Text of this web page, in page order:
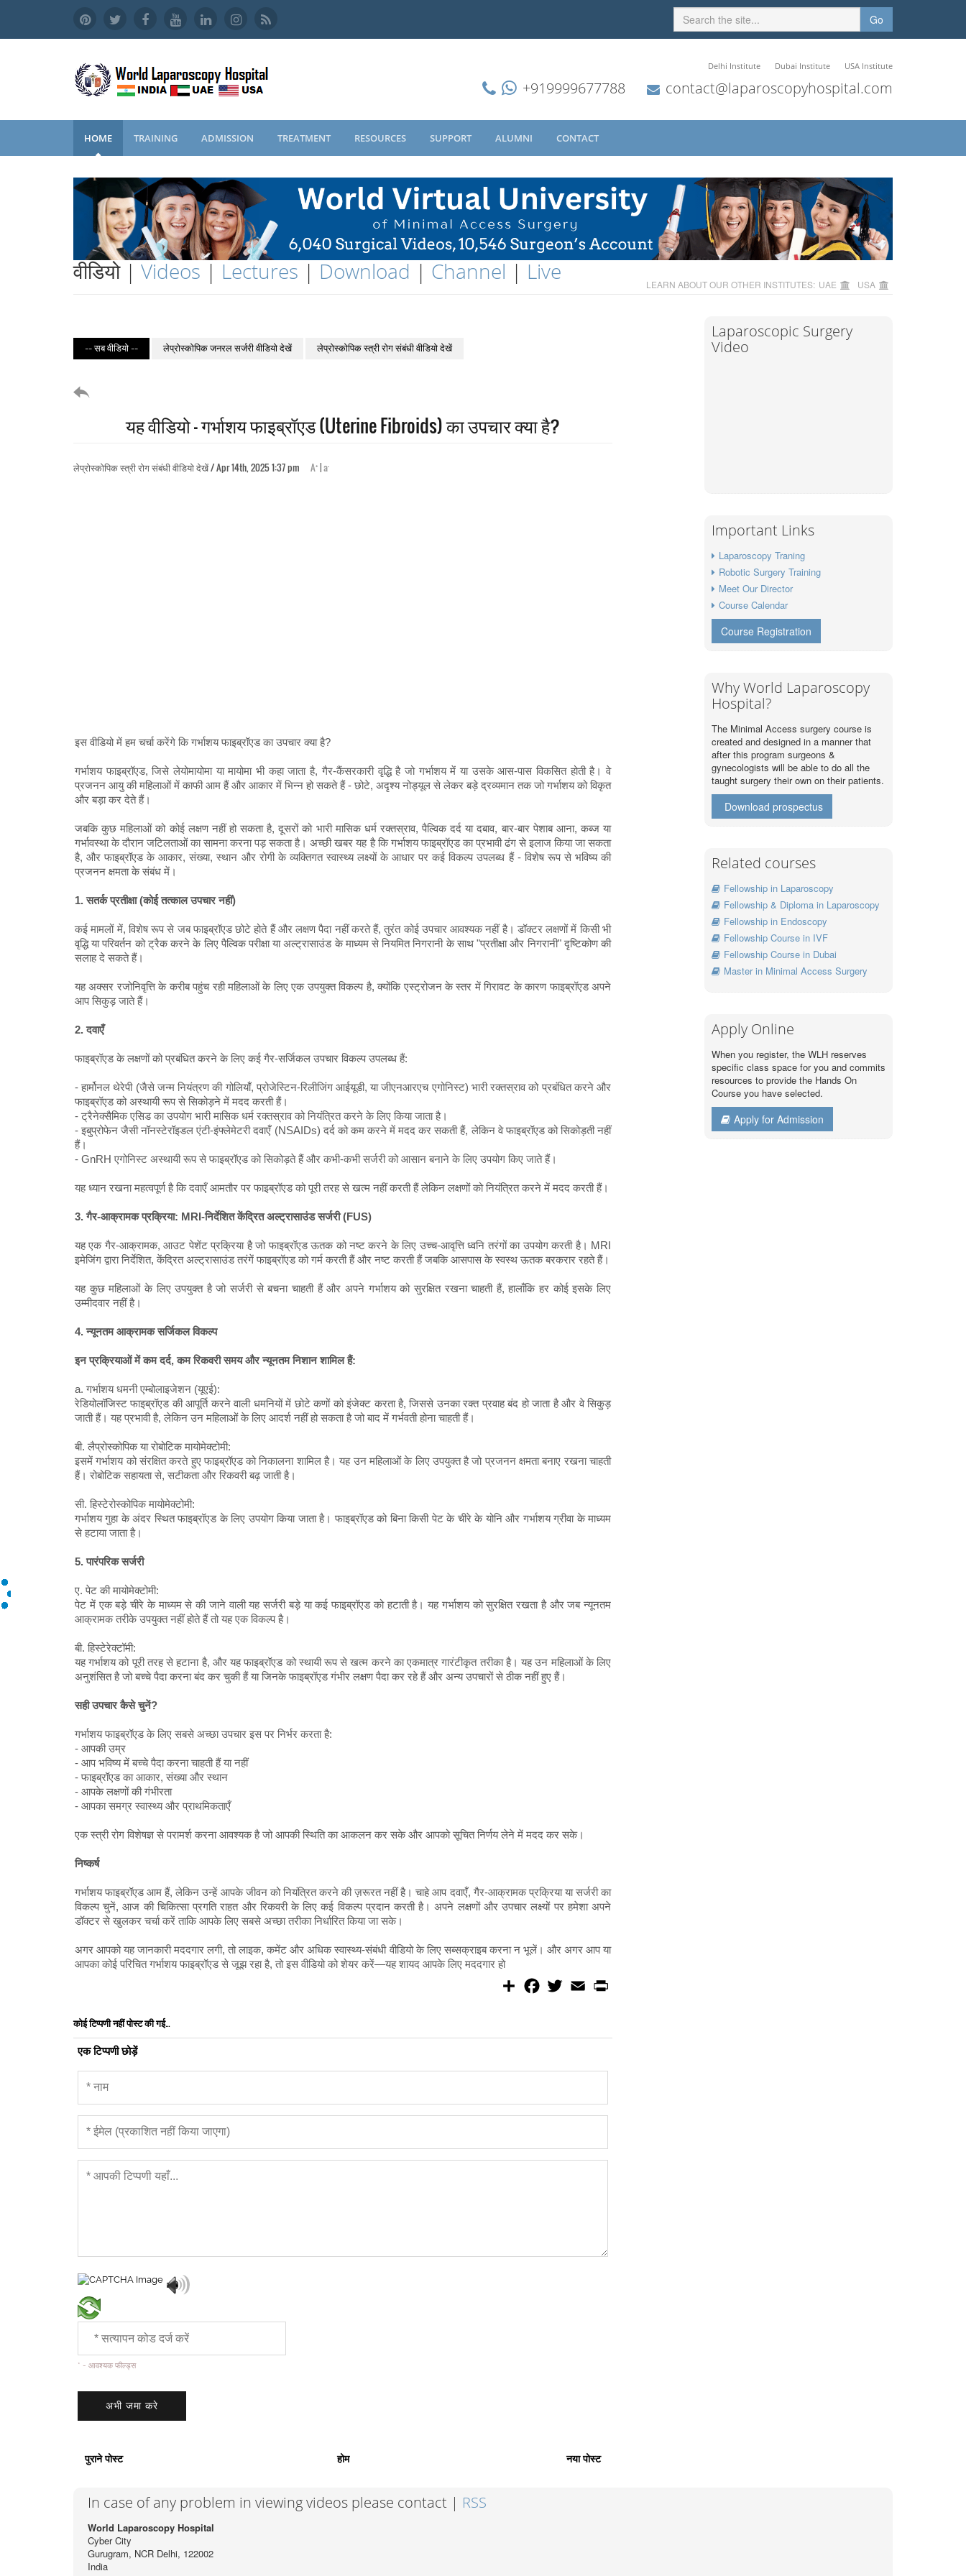
Go
Delhi Institute Dubai Institute USA Institute
+919999677788 contact@laparoscopyhospital.com
HOME TRAINING ADMISSION TREATMENT RESOURCES SUPPORT ALUMNI CONTACT
वीडियो | Videos | Lectures | Download | Channel | Live LEARN ABOUT OUR OTHER INSTITUTES: UAE USA
-- सब वीडियो -- लेप्रोस्कोपिक जनरल सर्जरी वीडियो देखें लेप्रोस्कोपिक स्त्री रोग संबंधी वीडियो देखें
यह वीडियो – गर्भाशय फाइब्रॉएड (Uterine Fibroids) का उपचार क्या है?
लेप्रोस्कोपिक स्त्री रोग संबंधी वीडियो देखें / Apr 14th, 2025 1:37 pm A+ |a-
इस वीडियो में हम चर्चा करेंगे कि गर्भाशय फाइब्रॉएड का उपचार क्या है?
गर्भाशय फाइब्रॉएड, जिसे लेयोमायोमा या मायोमा भी कहा जाता है, गैर-कैंसरकारी वृद्धि है जो गर्भाशय में या उसके आस-पास विकसित होती है। वे
प्रजनन आयु की महिलाओं में काफी आम हैं और आकार में भिन्न हो सकते हैं - छोटे, अदृश्य नोड्यूल से लेकर बड़े द्रव्यमान तक जो गर्भाशय को विकृत
और बड़ा कर देते हैं।
जबकि कुछ महिलाओं को कोई लक्षण नहीं हो सकता है, दूसरों को भारी मासिक धर्म रक्तस्राव, पैल्विक दर्द या दबाव, बार-बार पेशाब आना, कब्ज या
गर्भावस्था के दौरान जटिलताओं का सामना करना पड़ सकता है। अच्छी खबर यह है कि गर्भाशय फाइब्रॉएड का प्रभावी ढंग से इलाज किया जा सकता
है, और फाइब्रॉएड के आकार, संख्या, स्थान और रोगी के व्यक्तिगत स्वास्थ्य लक्ष्यों के आधार पर कई विकल्प उपलब्ध हैं - विशेष रूप से भविष्य की
प्रजनन क्षमता के संबंध में।
1. सतर्क प्रतीक्षा (कोई तत्काल उपचार नहीं)
कई मामलों में, विशेष रूप से जब फाइब्रॉएड छोटे होते हैं और लक्षण पैदा नहीं करते हैं, तुरंत कोई उपचार आवश्यक नहीं है। डॉक्टर लक्षणों में किसी भी
वृद्धि या परिवर्तन को ट्रैक करने के लिए पैल्विक परीक्षा या अल्ट्रासाउंड के माध्यम से नियमित निगरानी के साथ "प्रतीक्षा और निगरानी" दृष्टिकोण की
सलाह दे सकते हैं।
यह अक्सर रजोनिवृत्ति के करीब पहुंच रही महिलाओं के लिए एक उपयुक्त विकल्प है, क्योंकि एस्ट्रोजन के स्तर में गिरावट के कारण फाइब्रॉएड अपने
आप सिकुड़ जाते हैं।
2. दवाएँ
फाइब्रॉएड के लक्षणों को प्रबंधित करने के लिए कई गैर-सर्जिकल उपचार विकल्प उपलब्ध हैं:
- हार्मोनल थेरेपी (जैसे जन्म नियंत्रण की गोलियाँ, प्रोजेस्टिन-रिलीजिंग आईयूडी, या जीएनआरएच एगोनिस्ट) भारी रक्तस्राव को प्रबंधित करने और
फाइब्रॉएड को अस्थायी रूप से सिकोड़ने में मदद करती हैं।
- ट्रैनेक्सैमिक एसिड का उपयोग भारी मासिक धर्म रक्तस्राव को नियंत्रित करने के लिए किया जाता है।
- इबुप्रोफेन जैसी नॉनस्टेरॉइडल एंटी-इंफ्लेमेटरी दवाएँ (NSAIDs) दर्द को कम करने में मदद कर सकती हैं, लेकिन वे फाइब्रॉएड को सिकोड़ती नहीं
हैं।
- GnRH एगोनिस्ट अस्थायी रूप से फाइब्रॉएड को सिकोड़ते हैं और कभी-कभी सर्जरी को आसान बनाने के लिए उपयोग किए जाते हैं।
यह ध्यान रखना महत्वपूर्ण है कि दवाएँ आमतौर पर फाइब्रॉएड को पूरी तरह से खत्म नहीं करती हैं लेकिन लक्षणों को नियंत्रित करने में मदद करती हैं।
3. गैर-आक्रामक प्रक्रिया: MRI-निर्देशित केंद्रित अल्ट्रासाउंड सर्जरी (FUS)
यह एक गैर-आक्रामक, आउट पेशेंट प्रक्रिया है जो फाइब्रॉएड ऊतक को नष्ट करने के लिए उच्च-आवृत्ति ध्वनि तरंगों का उपयोग करती है। MRI
इमेजिंग द्वारा निर्देशित, केंद्रित अल्ट्रासाउंड तरंगें फाइब्रॉएड को गर्म करती हैं और नष्ट करती हैं जबकि आसपास के स्वस्थ ऊतक बरकरार रहते हैं।
यह कुछ महिलाओं के लिए उपयुक्त है जो सर्जरी से बचना चाहती हैं और अपने गर्भाशय को सुरक्षित रखना चाहती हैं, हालाँकि हर कोई इसके लिए
उम्मीदवार नहीं है।
4. न्यूनतम आक्रामक सर्जिकल विकल्प
इन प्रक्रियाओं में कम दर्द, कम रिकवरी समय और न्यूनतम निशान शामिल हैं:
a. गर्भाशय धमनी एम्बोलाइजेशन (यूएई):
रेडियोलॉजिस्ट फाइब्रॉएड की आपूर्ति करने वाली धमनियों में छोटे कणों को इंजेक्ट करता है, जिससे उनका रक्त प्रवाह बंद हो जाता है और वे सिकुड़
जाती हैं। यह प्रभावी है, लेकिन उन महिलाओं के लिए आदर्श नहीं हो सकता है जो बाद में गर्भवती होना चाहती हैं।
बी. लैप्रोस्कोपिक या रोबोटिक मायोमेक्टोमी:
इसमें गर्भाशय को संरक्षित करते हुए फाइब्रॉएड को निकालना शामिल है। यह उन महिलाओं के लिए उपयुक्त है जो प्रजनन क्षमता बनाए रखना चाहती
हैं। रोबोटिक सहायता से, सटीकता और रिकवरी बढ़ जाती है।
सी. हिस्टेरोस्कोपिक मायोमेक्टोमी:
गर्भाशय गुहा के अंदर स्थित फाइब्रॉएड के लिए उपयोग किया जाता है। फाइब्रॉएड को बिना किसी पेट के चीरे के योनि और गर्भाशय ग्रीवा के माध्यम
से हटाया जाता है।
5. पारंपरिक सर्जरी
ए. पेट की मायोमेक्टोमी:
पेट में एक बड़े चीरे के माध्यम से की जाने वाली यह सर्जरी बड़े या कई फाइब्रॉएड को हटाती है। यह गर्भाशय को सुरक्षित रखता है और जब न्यूनतम
आक्रामक तरीके उपयुक्त नहीं होते हैं तो यह एक विकल्प है।
बी. हिस्टेरेक्टॉमी:
यह गर्भाशय को पूरी तरह से हटाना है, और यह फाइब्रॉएड को स्थायी रूप से खत्म करने का एकमात्र गारंटीकृत तरीका है। यह उन महिलाओं के लिए
अनुशंसित है जो बच्चे पैदा करना बंद कर चुकी हैं या जिनके फाइब्रॉएड गंभीर लक्षण पैदा कर रहे हैं और अन्य उपचारों से ठीक नहीं हुए हैं।
सही उपचार कैसे चुनें?
गर्भाशय फाइब्रॉएड के लिए सबसे अच्छा उपचार इस पर निर्भर करता है:
- आपकी उम्र
- आप भविष्य में बच्चे पैदा करना चाहती हैं या नहीं
- फाइब्रॉएड का आकार, संख्या और स्थान
- आपके लक्षणों की गंभीरता
- आपका समग्र स्वास्थ्य और प्राथमिकताएँ
एक स्त्री रोग विशेषज्ञ से परामर्श करना आवश्यक है जो आपकी स्थिति का आकलन कर सके और आपको सूचित निर्णय लेने में मदद कर सके।
निष्कर्ष
गर्भाशय फाइब्रॉएड आम हैं, लेकिन उन्हें आपके जीवन को नियंत्रित करने की ज़रूरत नहीं है। चाहे आप दवाएँ, गैर-आक्रामक प्रक्रिया या सर्जरी का
विकल्प चुनें, आज की चिकित्सा प्रगति राहत और रिकवरी के लिए कई विकल्प प्रदान करती है। अपने लक्षणों और उपचार लक्ष्यों पर हमेशा अपने
डॉक्टर से खुलकर चर्चा करें ताकि आपके लिए सबसे अच्छा तरीका निर्धारित किया जा सके।
अगर आपको यह जानकारी मददगार लगी, तो लाइक, कमेंट और अधिक स्वास्थ्य-संबंधी वीडियो के लिए सब्सक्राइब करना न भूलें। और अगर आप या
आपका कोई परिचित गर्भाशय फाइब्रॉएड से जूझ रहा है, तो इस वीडियो को शेयर करें—यह शायद आपके लिए मददगार हो
S
o
w
e
m
कोई टिप्पणी नहीं पोस्ट की गई...
एक टिप्पणी छोड़ें
* - आवश्यक फील्ड्स
पुराने पोस्ट होम नया पोस्ट
Laparoscopic Surgery
Video
Important Links
Laparoscopy Traning
Robotic Surgery Training
Meet Our Director
Course Calendar
Course Registration
Why World Laparoscopy
Hospital?
The Minimal Access surgery course is
created and designed in a manner that
after this program surgeons &
gynecologists will be able to do all the
taught surgery their own on their patients.
Download prospectus
Related courses
Fellowship in Laparoscopy
Fellowship & Diploma in Laparoscopy
Fellowship in Endoscopy
Fellowship Course in IVF
Fellowship Course in Dubai
Master in Minimal Access Surgery
Apply Online
When you register, the WLH reserves
specific class space for you and commits
resources to provide the Hands On
Course you have selected.
Apply for Admission
In case of any problem in viewing videos please contact | RSS
World Laparoscopy Hospital
Cyber City
Gurugram, NCR Delhi, 122002
India